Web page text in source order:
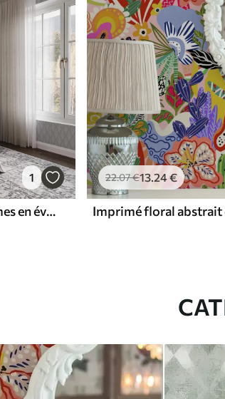
1
Art déco gris avec des formes en éventail
22.07€13.24€